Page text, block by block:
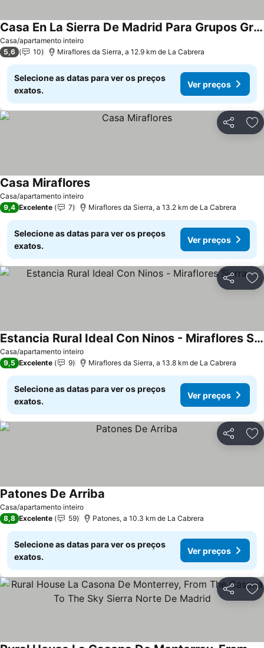
Casa/apartamento inteiro
Casa En La Sierra De Madrid Para Grupos Grandes
5,6 10 Miraflores da Sierra, a 12.9 km de La Cabrera
Selecione as datas para ver os preços
exatos.
Ver preços
Partilhar
Casa/apartamento inteiro
Casa Miraflores
9,4 Excelente 7 Miraflores da Sierra, a 13.2 km de La Cabrera
Selecione as datas para ver os preços
exatos.
Ver preços
Partilhar
Casa/apartamento inteiro
Estancia Rural Ideal Con Ninos - Miraflores Sierra
9,5 Excelente 9 Miraflores da Sierra, a 13.8 km de La Cabrera
Selecione as datas para ver os preços
exatos.
Ver preços
Partilhar
Casa/apartamento inteiro
Patones De Arriba
8,8 Excelente 59 Patones, a 10.3 km de La Cabrera
Selecione as datas para ver os preços
exatos.
Ver preços
Partilhar